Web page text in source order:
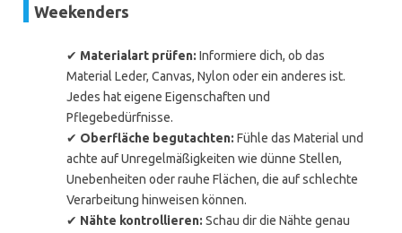
Weekenders
✔ Materialart prüfen: Informiere dich, ob das
Material Leder, Canvas, Nylon oder ein anderes ist.
Jedes hat eigene Eigenschaften und
Pflegebedürfnisse.
✔ Oberfläche begutachten: Fühle das Material und
achte auf Unregelmäßigkeiten wie dünne Stellen,
Unebenheiten oder rauhe Flächen, die auf schlechte
Verarbeitung hinweisen können.
✔ Nähte kontrollieren: Schau dir die Nähte genau